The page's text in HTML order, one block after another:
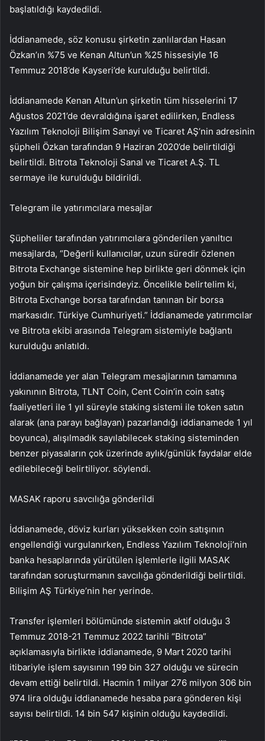
başlatıldığı kaydedildi.
İddianamede, söz konusu şirketin zanlılardan Hasan
Özkan’ın %75 ve Kenan Altun’un %25 hissesiyle 16
Temmuz 2018’de Kayseri’de kurulduğu belirtildi.
İddianamede Kenan Altun’un şirketin tüm hisselerini 17
Ağustos 2021’de devraldığına işaret edilirken, Endless
Yazılım Teknoloji Bilişim Sanayi ve Ticaret AŞ’nin adresinin
şüpheli Özkan tarafından 9 Haziran 2020’de belirtildiği
belirtildi. Bitrota Teknoloji Sanal ve Ticaret A.Ş. TL
sermaye ile kurulduğu bildirildi.
Telegram ile yatırımcılara mesajlar
Şüpheliler tarafından yatırımcılara gönderilen yanıltıcı
mesajlarda, “Değerli kullanıcılar, uzun süredir özlenen
Bitrota Exchange sistemine hep birlikte geri dönmek için
yoğun bir çalışma içerisindeyiz. Öncelikle belirtelim ki,
Bitrota Exchange borsa tarafından tanınan bir borsa
markasıdır. Türkiye Cumhuriyeti.” İddianamede yatırımcılar
ve Bitrota ekibi arasında Telegram sistemiyle bağlantı
kurulduğu anlatıldı.
İddianamede yer alan Telegram mesajlarının tamamına
yakınının Bitrota, TLNT Coin, Cent Coin’in coin satış
faaliyetleri ile 1 yıl süreyle staking sistemi ile token satın
alarak (ana parayı bağlayan) pazarlandığı iddianamede 1 yıl
boyunca), alışılmadık sayılabilecek staking sisteminden
benzer piyasaların çok üzerinde aylık/günlük faydalar elde
edilebileceği belirtiliyor. söylendi.
MASAK raporu savcılığa gönderildi
İddianamede, döviz kurları yüksekken coin satışının
engellendiği vurgulanırken, Endless Yazılım Teknoloji’nin
banka hesaplarında yürütülen işlemlerle ilgili MASAK
tarafından soruşturmanın savcılığa gönderildiği belirtildi.
Bilişim AŞ Türkiye’nin her yerinde.
Transfer işlemleri bölümünde sistemin aktif olduğu 3
Temmuz 2018-21 Temmuz 2022 tarihli “Bitrota”
açıklamasıyla birlikte iddianamede, 9 Mart 2020 tarihi
itibariyle işlem sayısının 199 bin 327 olduğu ve sürecin
devam ettiği belirtildi. Hacmin 1 milyar 276 milyon 306 bin
974 lira olduğu iddianamede hesaba para gönderen kişi
sayısı belirtildi. 14 bin 547 kişinin olduğu kaydedildi.